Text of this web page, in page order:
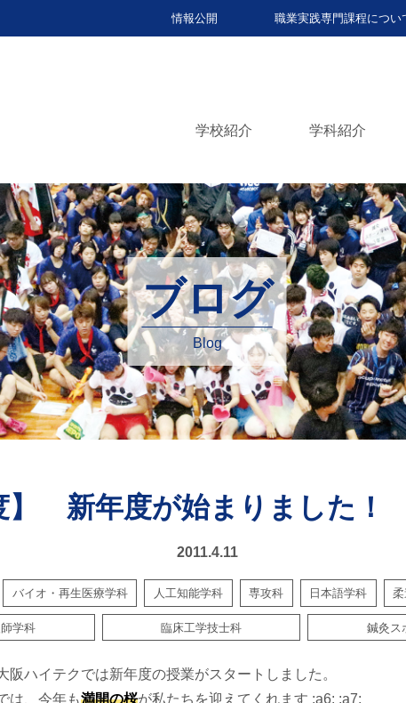
情報公開 職業実践専門課程につい
学校紹介 学科紹介
ブログ
Blog
】 新年度が始まりました！
2011.4.11
バイオ・再生医療学科 人工知能学科 専攻科 日本語学科
学科 臨床工学技士科 鍼灸ス
阪ハイテクでは新年度の授業がスタートしました。
は、今年も満開の桜が私たちを迎えてくれます :a6: :a7: